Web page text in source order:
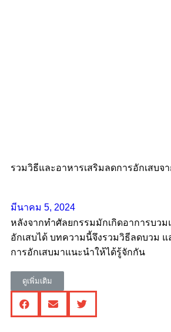
รวมวิธีและอาหารเสริมลดการอักเสบจ
มีนาคม 5, 2024
หลังจากทำศัลยกรรมมักเกิดอาการบวม
อักเสบได้ บทความนี้จึงรวมวิธีลดบวม แ
การอักเสบมาแนะนำให้ได้รู้จักกัน
ดูเพิ่มเติม